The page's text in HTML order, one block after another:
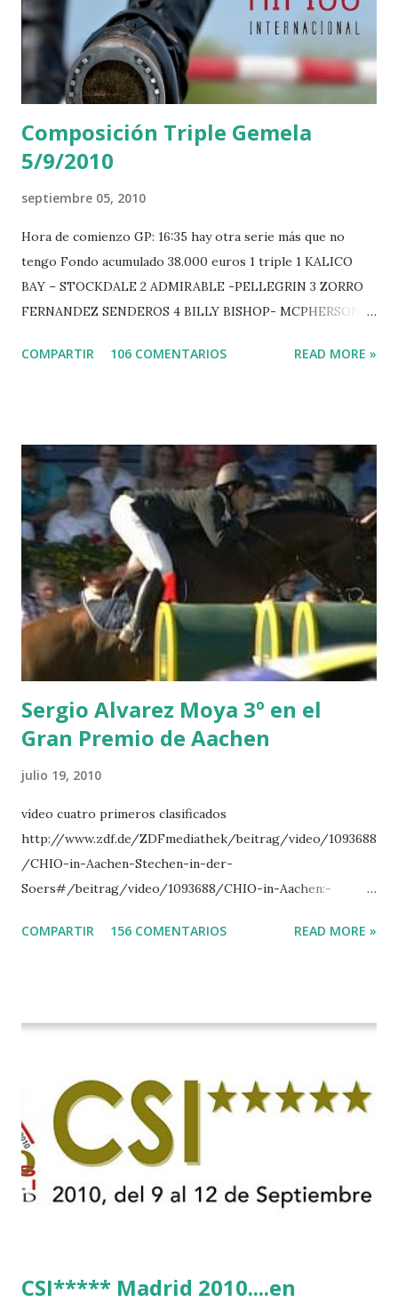
Composición Triple Gemela
5/9/2010
septiembre 05, 2010
Hora de comienzo GP: 16:35 hay otra serie más que no
tengo Fondo acumulado 38.000 euros 1 triple 1 KALICO
BAY – STOCKDALE 2 ADMIRABLE -PELLEGRIN 3 ZORRO
FERNANDEZ SENDEROS 4 BILLY BISHOP- MCPHERSON 5
-EPAILLARD 7 GIG AMAI M WHITAKER 8 SILVANA DU
POWER - MILLAR 5 ARMANIE -VOORN 6 QUERLYBET
HERO -LEJAUNE 7 MO CHROI - O’BRIEN 8 CARMENA Z -
BREEN 9 JALLA DE GAVIERE -RAMZY AL DUHAMI 10
NOVEL -PHILIPPAERTS 3 triple 1 LATE NIGHT -LEVY 2 K
CLUB LADY -O’CONNOR 3 QUICK STUDY - HOUGH 4
LORENZO -AHLMANN 5 L’ESPOIR -GULLIKSEN 6
TOPINAMBOUR -LEPREVOST 7 WISCONSIN 111 -MOYA 8
INTERTOY Z - BRASH 9 HERALD –CORDON 10 SELDANA
DI CAMPALTO -SHARBATLY Vuelta Triunfal... el ganador
del Gran Premio en su vuelta de honor
COMPARTIR 106 COMENTARIOS READ MORE »
Sergio Alvarez Moya 3º en el
Gran Premio de Aachen
julio 19, 2010
vídeo cuatro primeros clasificados
http://www.zdf.de/ZDFmediathek/beitrag/video/1093688
/CHIO-in-Aachen-Stechen-in-der-
Soers#/beitrag/video/1093688/CHIO-in-Aachen:-
COMPARTIR 156 COMENTARIOS READ MORE »
CSI***** Madrid 2010....en